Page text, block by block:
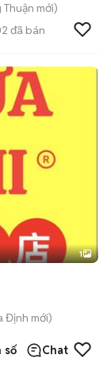
Thuận mới)
đã bán
1
Định mới)
số Chat